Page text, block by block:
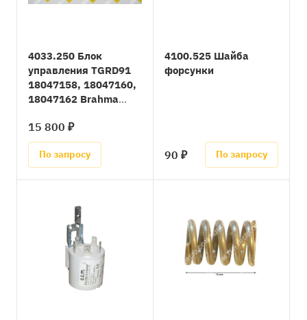
4033.250 Блок
управления TGRD91
18047158, 18047160,
18047162 Brahma
15 800 ₽
По запросу
4100.525 Шайба
форсунки
90 ₽ По запросу